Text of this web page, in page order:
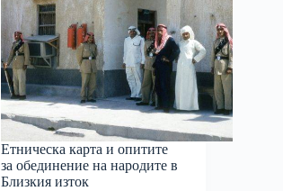
Етническа карта и опитите
за обединение на народите в
Близкия изток